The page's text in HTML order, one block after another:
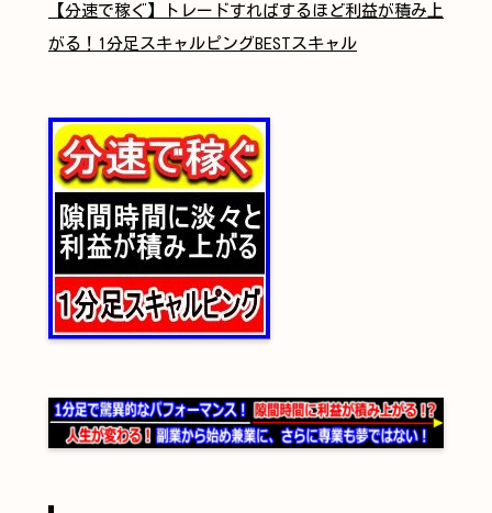
【分速で稼ぐ】トレードすればするほど利益が積み上
がる！1分足スキャルピングBESTスキャル